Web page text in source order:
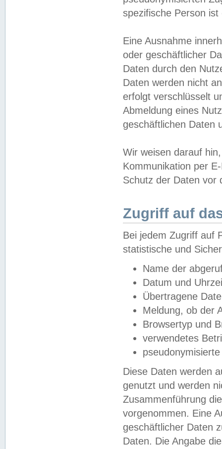
spezifische Person
Eine Ausnahme
oder geschäftlicher
Daten durch den
Daten werden nicht
erfolgt verschlüsselt
Abmeldung eines
geschäftlichen Daten
Wir weisen darauf
Kommunikation per
Schutz der Daten vor
Zugriff auf
Bei jedem Zugriff auf
statistische und
Name der
Datum und
Übertragene
Meldung, ob der
Browsertyp und
verwendetes
Diese Daten werden
genutzt und werden
Zusammenführung
vorgenommen. Eine
geschäftlicher Daten
Daten. Die Angabe